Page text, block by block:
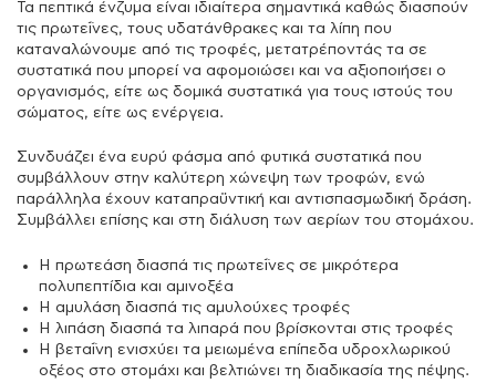
Τα πεπτικά ένζυμα είναι ιδιαίτερα σημαντικά καθώς διασπούν
τις πρωτεΐνες, τους υδατάνθρακες και τα λίπη που
καταναλώνουμε από τις τροφές, μετατρέποντάς τα σε
συστατικά που μπορεί να αφομοιώσει και να αξιοποιήσει ο
οργανισμός, είτε ως δομικά συστατικά για τους ιστούς του
σώματος, είτε ως ενέργεια.
Συνδυάζει ένα ευρύ φάσμα από φυτικά συστατικά που
συμβάλλουν στην καλύτερη χώνεψη των τροφών, ενώ
παράλληλα έχουν καταπραϋντική και αντισπασμωδική δράση.
Συμβάλλει επίσης και στη διάλυση των αερίων του στομάχου.
Η πρωτεάση διασπά τις πρωτεΐνες σε μικρότερα
πολυπεπτίδια και αμινοξέα
Η αμυλάση διασπά τις αμυλούχες τροφές
Η λιπάση διασπά τα λιπαρά που βρίσκονται στις τροφές
Η βεταΐνη ενισχύει τα µειωµένα επίπεδα υδροχλωρικού
οξέος στο στοµάχι και βελτιώνει τη διαδικασία της πέψης.